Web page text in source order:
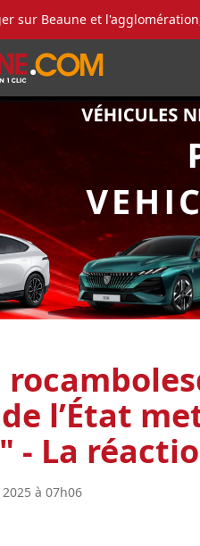
sur Beaune et
l’État
- La
à 07h06